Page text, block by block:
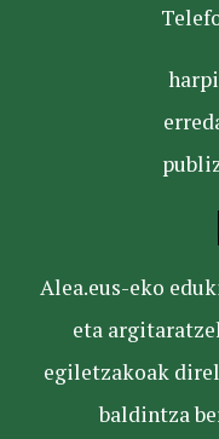
Alea.eus-eko
eta
egiletzakoak
baldintza